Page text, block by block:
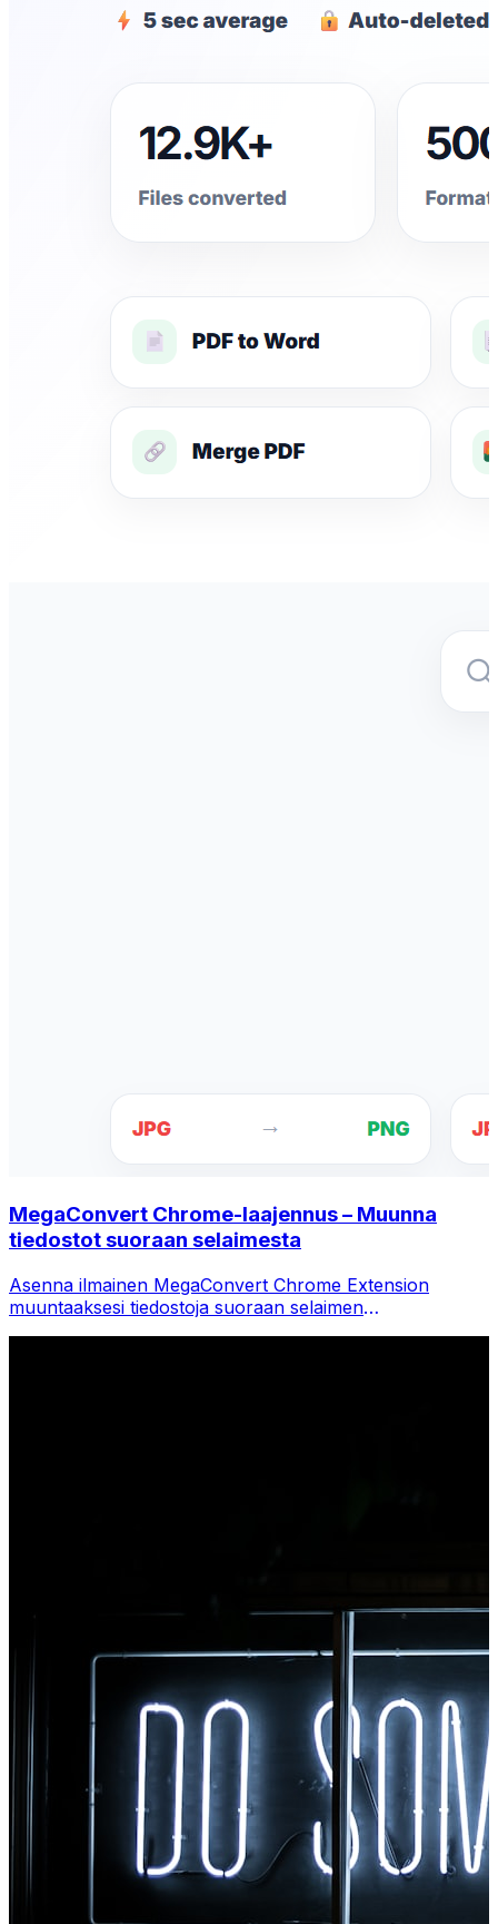
MegaConvert Chrome-laajennus – Muunna
tiedostot suoraan selaimesta
Asenna ilmainen MegaConvert Chrome Extension
muuntaaksesi tiedostoja suoraan selaimen